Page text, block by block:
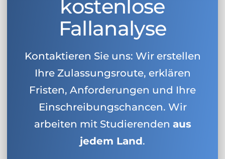
kostenlose
Fallanalyse
Kontaktieren Sie uns: Wir erstellen
Ihre Zulassungsroute, erklären
Fristen, Anforderungen und Ihre
Einschreibungschancen. Wir
arbeiten mit Studierenden aus
jedem Land.